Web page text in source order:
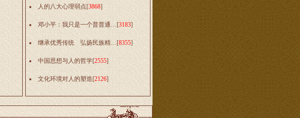
人的八大心理弱点 [3868]
邓小平：我只是一个普普通… [3183]
继承优秀传统 弘扬民族精… [8355]
中国思想与人的哲学[2555]
文化环境对人的塑造 [2126]